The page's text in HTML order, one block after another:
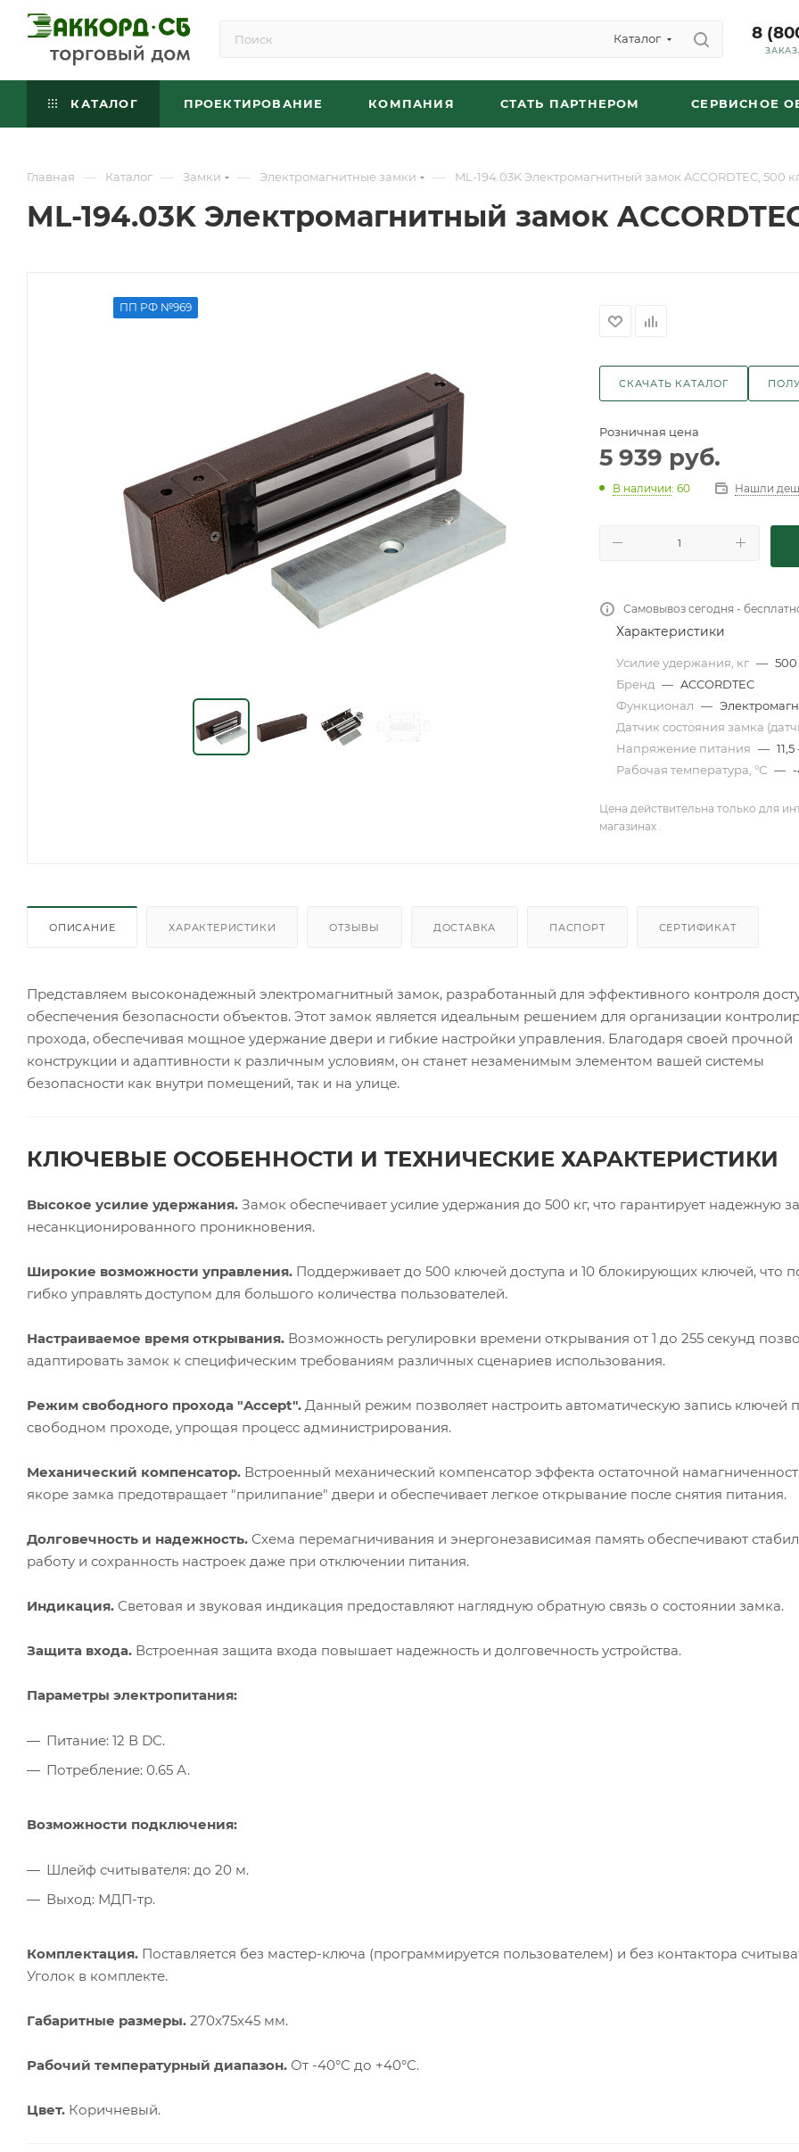
Каталог 8
КАТАЛОГ ПРОЕКТИРОВАНИЕ КОМПАНИЯ СТАТЬ ПАРТНЕРОМ СЕРВИСНОЕ
Главная — Каталог — Замки — Электромагнитные замки — ML-194.03K Электромагнитный замок ACCORDTEC, 500
ML-194.03K Электромагнитный замок
ПП РФ №969
СКАЧАТЬ КАТАЛОГ
Розничная цена
5 939 руб.
В наличии: 60 Нашли
Самовывоз сегодня -
Характеристики
Усилие удержания, кг — 500
Бренд — ACCORDTEC
Функционал —
Датчик состояния замка
Напряжение питания —
Рабочая температура, °С — -
Цена действительна только для
магазинах .
ОПИСАНИЕ ХАРАКТЕРИСТИКИ ОТЗЫВЫ ДОСТАВКА ПАСПОРТ СЕРТИФИКАТ
Представляем высоконадежный электромагнитный замок, разработанный для эффективного контроля
обеспечения безопасности объектов. Этот замок является идеальным решением для организации
прохода, обеспечивая мощное удержание двери и гибкие настройки управления. Благодаря своей прочной
конструкции и адаптивности к различным условиям, он станет незаменимым элементом вашей системы
безопасности как внутри помещений, так и на улице.
КЛЮЧЕВЫЕ ОСОБЕННОСТИ И ТЕХНИЧЕСКИЕ ХАРАКТЕРИСТИКИ
Высокое усилие удержания. Замок обеспечивает усилие удержания до 500 кг, что гарантирует надежную
несанкционированного проникновения.
Широкие возможности управления. Поддерживает до 500 ключей доступа и 10 блокирующих ключей, что
гибко управлять доступом для большого количества пользователей.
Настраиваемое время открывания. Возможность регулировки времени открывания от 1 до 255 секунд
адаптировать замок к специфическим требованиям различных сценариев использования.
Режим свободного прохода "Accept". Данный режим позволяет настроить автоматическую запись ключей
свободном проходе, упрощая процесс администрирования.
Механический компенсатор. Встроенный механический компенсатор эффекта остаточной
якоре замка предотвращает "прилипание" двери и обеспечивает легкое открывание после снятия питания.
Долговечность и надежность. Схема перемагничивания и энергонезависимая память обеспечивают
работу и сохранность настроек даже при отключении питания.
Индикация. Световая и звуковая индикация предоставляют наглядную обратную связь о состоянии замка.
Защита входа. Встроенная защита входа повышает надежность и долговечность устройства.
Параметры электропитания:
Питание: 12 В DC.
Потребление: 0.65 А.
Возможности подключения:
Шлейф считывателя: до 20 м.
Выход: МДП-тр.
Комплектация. Поставляется без мастер-ключа (программируется пользователем) и без контактора
Уголок в комплекте.
Габаритные размеры. 270х75х45 мм.
Рабочий температурный диапазон. От -40°С до +40°С.
Цвет. Коричневый.